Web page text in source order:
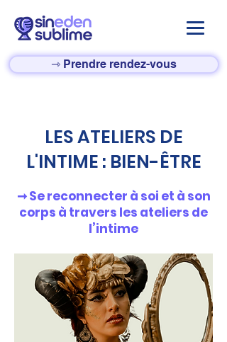
⇾ Prendre rendez-vous
LES ATELIERS DE
L'INTIME : BIEN-ÊTRE
➞ Se reconnecter à soi et à son
corps à travers les ateliers de
l’intime